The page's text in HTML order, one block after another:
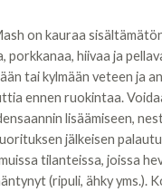
on kauraa
porkkanaa, hiivaa ja
tai kylmään veteen ja
ennen ruokintaa.
lisäämiseen,
jälkeisen
tilanteissa, joissa
(ripuli, ähky yms.).